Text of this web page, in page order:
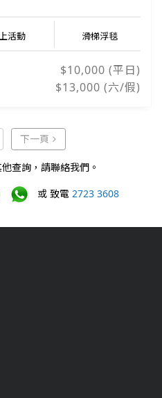
活動 滑梯浮毯
$10,000 (平日)
$13,000 (六/假)
一頁下一頁 下一頁
查詢，請聯絡我們。
或 致電 2723 3608